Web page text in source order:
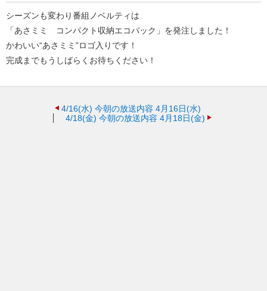
シーズンも変わり番組ノベルティは
「あさミミ コンパクト収納エコバック」を発注しました！
かわいい“あさミミ”ロゴ入りです！
完成までもうしばらくお待ちください！
4/16(水) 今朝の放送内容 4月16日(水)
4/18(金) 今朝の放送内容 4月18日(金)